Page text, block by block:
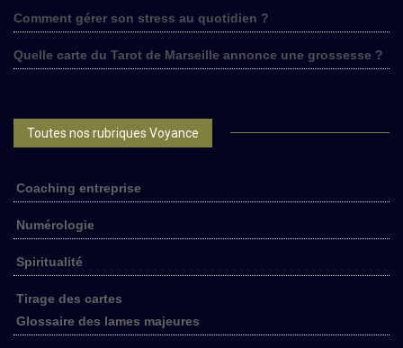
Comment gérer son stress au quotidien ?
Quelle carte du Tarot de Marseille annonce une grossesse ?
Toutes nos rubriques Voyance
Coaching entreprise
Numérologie
Spiritualité
Tirage des cartes
Glossaire des lames majeures